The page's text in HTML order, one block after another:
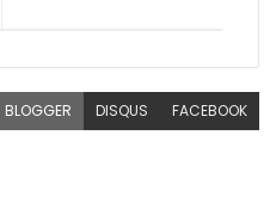
BLOGGER DISQUS FACEBOOK